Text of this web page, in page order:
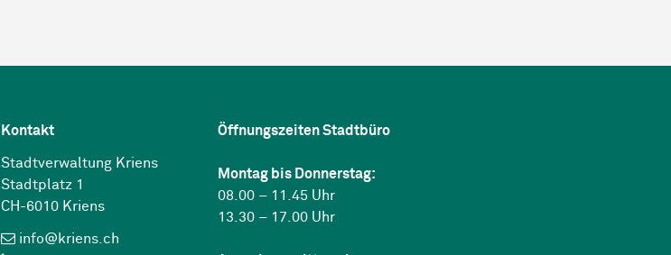
Kontakt
Stadtverwaltung Kriens
Stadtplatz 1
CH-6010 Kriens
info@kriens.ch
Öffnungszeiten Stadtbüro
Montag bis Donnerstag:
08.00 – 11.45 Uhr
13.30 – 17.00 Uhr